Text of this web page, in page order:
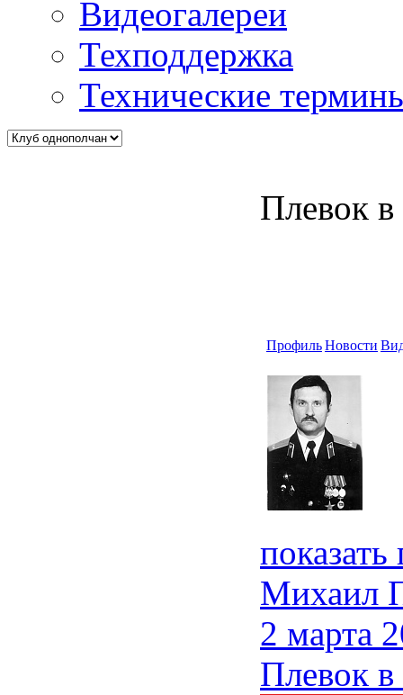
Видеогалереи
Техподдержка
Технические
Плевок
ПрофильНовости
Михаил
2 марта
Плевок